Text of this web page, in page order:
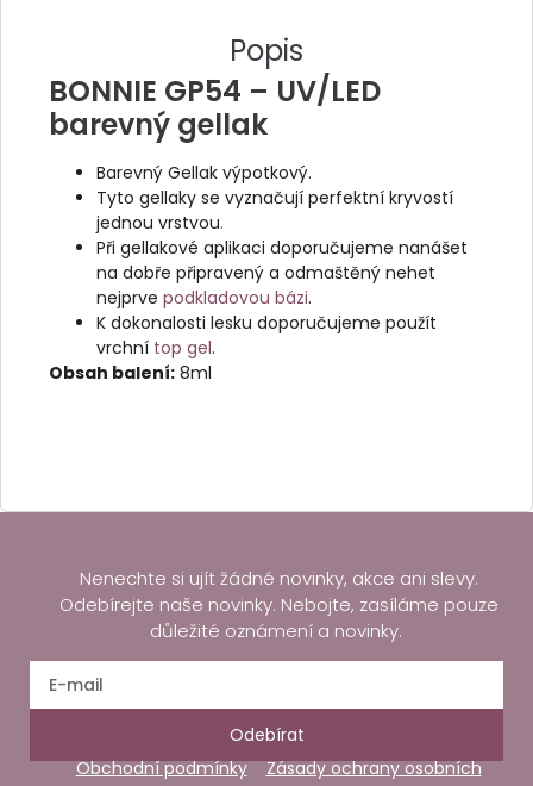
Popis
BONNIE GP54 – UV/LED
barevný gellak
Barevný Gellak výpotkový.
Tyto gellaky se vyznačují perfektní kryvostí
jednou vrstvou.
Při gellakové aplikaci doporučujeme nanášet
na dobře připravený a odmaštěný nehet
nejprve podkladovou bázi.
K dokonalosti lesku doporučujeme použít
vrchní top gel.
Obsah balení: 8ml
Nenechte si ujít žádné novinky, akce ani slevy.
Odebírejte naše novinky. Nebojte, zasíláme pouze
důležité oznámení a novinky.
Odebírat
Obchodní podmínky
Zásady ochrany osobních